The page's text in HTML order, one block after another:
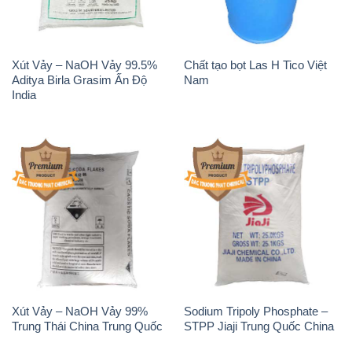
Xút Vảy – NaOH Vảy 99.5%
Aditya Birla Grasim Ấn Độ
India
Chất tạo bọt Las H Tico Việt
Nam
Xút Vảy – NaOH Vảy 99%
Trung Thái China Trung Quốc
Sodium Tripoly Phosphate –
STPP Jiaji Trung Quốc China